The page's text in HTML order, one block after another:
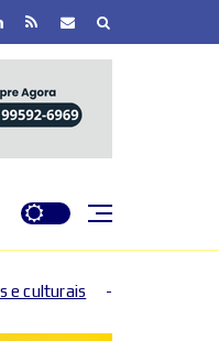
DF entra em nível de